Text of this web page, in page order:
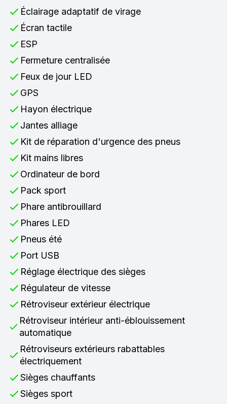
Éclairage adaptatif de virage
Écran tactile
ESP
Fermeture centralisée
Feux de jour LED
GPS
Hayon électrique
Jantes alliage
Kit de réparation d'urgence des pneus
Kit mains libres
Ordinateur de bord
Pack sport
Phare antibrouillard
Phares LED
Pneus été
Port USB
Réglage électrique des sièges
Régulateur de vitesse
Rétroviseur extérieur électrique
Rétroviseur intérieur anti-éblouissement
automatique
Rétroviseurs extérieurs rabattables
électriquement
Sièges chauffants
Sièges sport